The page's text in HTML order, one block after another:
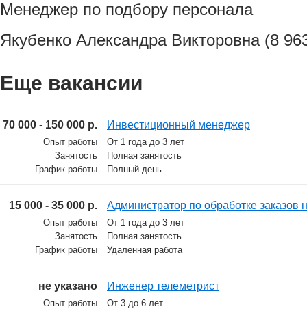
Менеджер по подбору персонала
Якубенко Александра Викторовна (8
Еще вакансии
70 000 - 150 000 р. Инвестиционный менеджер
Опыт работы
От 1 года до 3 лет
Занятость
Полная занятость
График работы
Полный день
15 000 - 35 000 р. Администратор по обработке заказов
Опыт работы
От 1 года до 3 лет
Занятость
Полная занятость
График работы
Удаленная работа
не указано Инженер телеметрист
Опыт работы
От 3 до 6 лет